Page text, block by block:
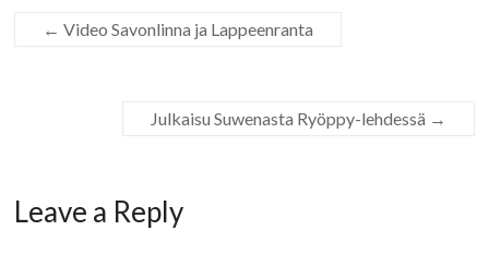
← Video Savonlinna ja Lappeenranta
Julkaisu Suwenasta Ryöppy-lehdessä →
Leave a Reply